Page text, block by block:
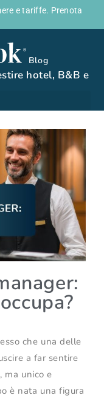
e tariffe. Prenota
Blog
hotel, B&B e
che una delle
a far sentire
ma unico e
è nata una figura